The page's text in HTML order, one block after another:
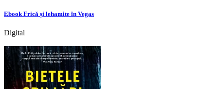
Ebook Frică și lehamite în Vegas
Digital